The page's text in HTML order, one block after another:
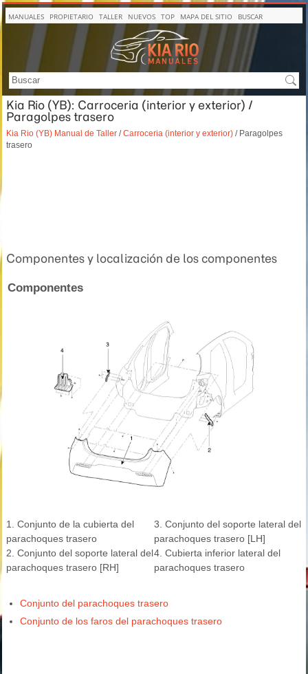
MANUALES PROPIETARIO TALLER NUEVOS TOP MAPA DEL SITIO BUSCAR
Kia Rio (YB): Carroceria (interior y exterior) /
Paragolpes trasero
Kia Rio (YB) Manual de Taller /Carroceria (interior y exterior) / Paragolpes
trasero
Componentes y localización de los componentes
Componentes
1. Conjunto de la cubierta del
parachoques trasero
2. Conjunto del soporte lateral del
parachoques trasero [RH]
3. Conjunto del soporte lateral del
parachoques trasero [LH]
4. Cubierta inferior lateral del
parachoques trasero
Conjunto del parachoques trasero
Conjunto de los faros del parachoques trasero